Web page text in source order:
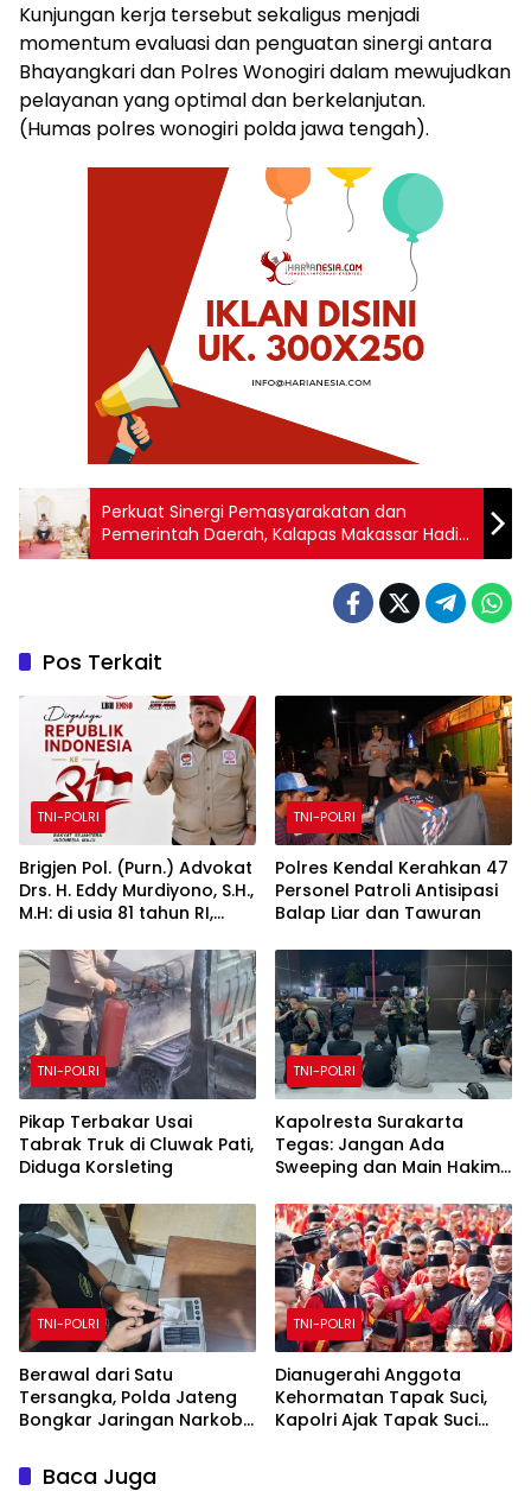
Kunjungan kerja tersebut sekaligus menjadi
momentum evaluasi dan penguatan sinergi antara
Bhayangkari dan Polres Wonogiri dalam mewujudkan
pelayanan yang optimal dan berkelanjutan.
(Humas polres wonogiri polda jawa tengah).
Perkuat Sinergi Pemasyarakatan dan
Pemerintah Daerah, Kalapas Makassar Hadiri
Penandatanganan MoU Implementasi KUHP
Pos Terkait
TNI-POLRI
Brigjen Pol. (Purn.) Advokat
Drs. H. Eddy Murdiyono, S.H.,
M.H: di usia 81 tahun RI,
hukum dan keadilan untuk
seluruh rakyat Indonesia
TNI-POLRI
Polres Kendal Kerahkan 47
Personel Patroli Antisipasi
Balap Liar dan Tawuran
TNI-POLRI
Pikap Terbakar Usai
Tabrak Truk di Cluwak Pati,
Diduga Korsleting
TNI-POLRI
Kapolresta Surakarta
Tegas: Jangan Ada
Sweeping dan Main Hakim
TNI-POLRI
Berawal dari Satu
Tersangka, Polda Jateng
Bongkar Jaringan Narkoba
18,59 Gram Sabu
TNI-POLRI
Dianugerahi Anggota
Kehormatan Tapak Suci,
Kapolri Ajak Tapak Suci
Baca Juga